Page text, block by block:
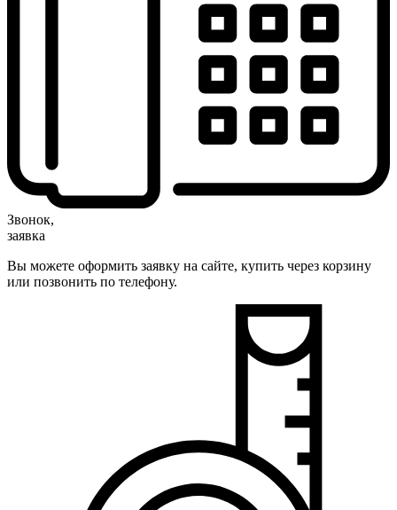
Звонок,
заявка
Вы можете оформить заявку на сайте, купить через корзину
или позвонить по телефону.